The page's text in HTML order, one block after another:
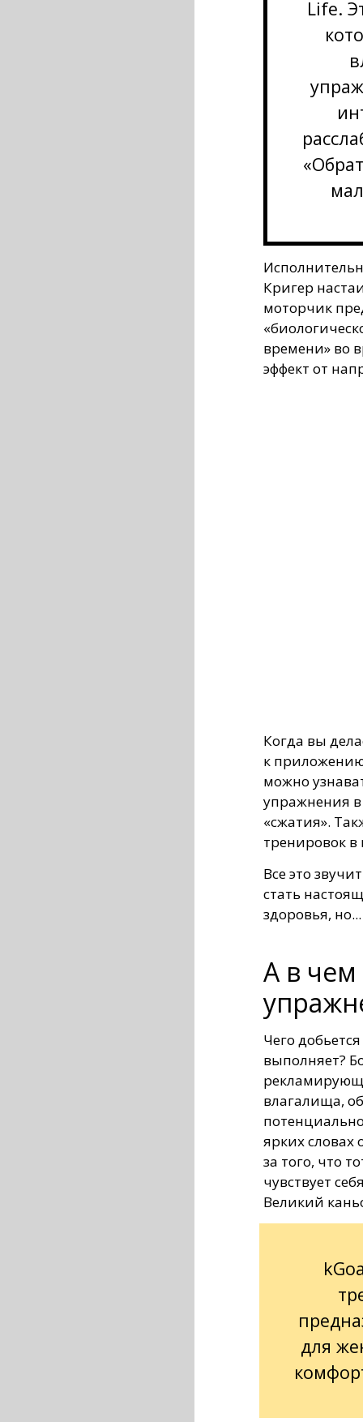
Life.
Кригер
моторчик
времени» во
эффект от
Когда вы
к
можно
упражнения
«сжатия».
тренировок
Все это
стать
здоровья, но...
А в чем
Чего
выполняет?
влагалища,
ярких словах
за того, что
чувствует
Великий
для